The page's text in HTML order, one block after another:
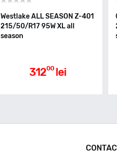
Westlake ALL SEASON Z-401
215/50/R17 95W XL all
season
31200 lei